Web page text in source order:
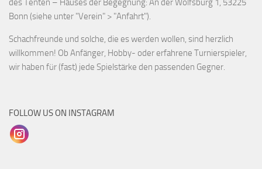
des Tenten – Hauses der Begegnung: An der Wolfsburg 1, 53225
Bonn (siehe unter "Verein" > "Anfahrt").
Schachfreunde und solche, die es werden wollen, sind herzlich
willkommen! Ob Anfänger, Hobby- oder erfahrene Turnierspieler,
wir haben für (fast) jede Spielstärke den passenden Gegner.
FOLLOW US ON INSTAGRAM